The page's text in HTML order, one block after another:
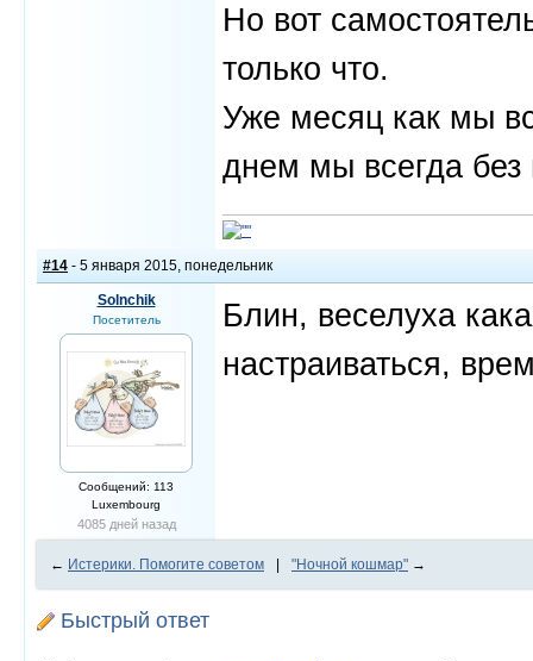
Но вот
только что.
Уже месяц как мы
днем мы всегда
#14 - 5 января 2015, понедельник
Solnchik
Посетитель
Сообщений: 113
Luxembourg
4085 дней назад
Блин, веселуха
настраиваться,
← Истерики. Помогите советом "Ночной кошмар" →
Быстрый ответ